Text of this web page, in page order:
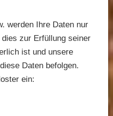
werden Ihre Daten nur
zur Erfüllung seiner
ist und unsere
Daten befolgen.
ein: